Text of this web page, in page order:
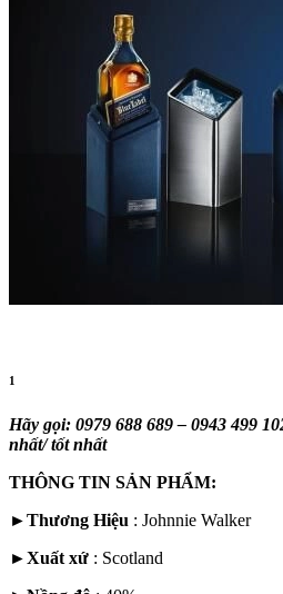
1
Hãy gọi: 0979 688 689 – 0943 499
nhất/ tốt nhất
THÔNG TIN SẢN PHẨM:
►Thương Hiệu : Johnnie Walker
►Xuất xứ : Scotland